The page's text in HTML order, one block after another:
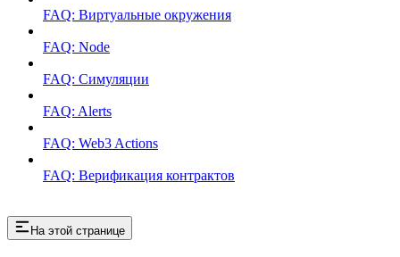
FAQ: Виртуальные окружения
FAQ: Node
FAQ: Симуляции
FAQ: Alerts
FAQ: Web3 Actions
FAQ: Верификация контрактов
На этой странице